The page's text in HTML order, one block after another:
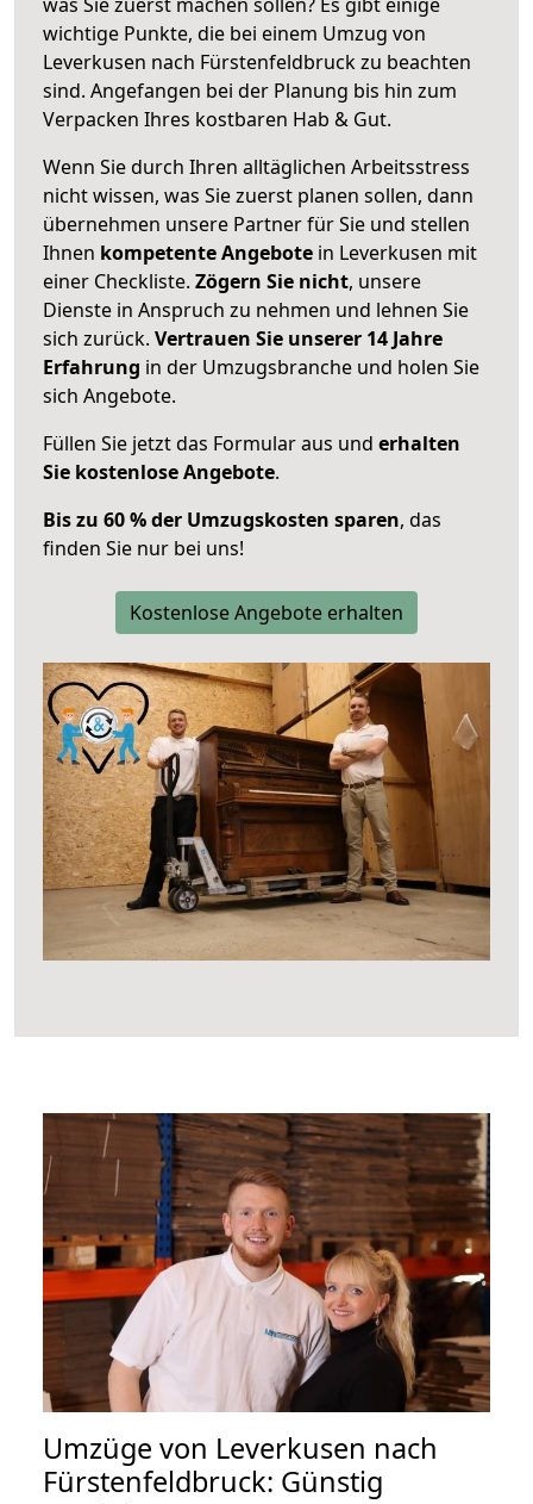
wichtige Punkte, die bei einem Umzug von
Leverkusen nach Fürstenfeldbruck zu beachten
sind. Angefangen bei der Planung bis hin zum
Verpacken Ihres kostbaren Hab & Gut.
Wenn Sie durch Ihren alltäglichen Arbeitsstress
nicht wissen, was Sie zuerst planen sollen, dann
übernehmen unsere Partner für Sie und stellen
Ihnen kompetente Angebote in Leverkusen mit
einer Checkliste. Zögern Sie nicht, unsere
Dienste in Anspruch zu nehmen und lehnen Sie
sich zurück. Vertrauen Sie unserer 14 Jahre
Erfahrung in der Umzugsbranche und holen Sie
sich Angebote.
Füllen Sie jetzt das Formular aus und erhalten
Sie kostenlose Angebote.
Bis zu 60 % der Umzugskosten sparen, das
finden Sie nur bei uns!
Kostenlose Angebote erhalten
Umzüge von Leverkusen nach
Fürstenfeldbruck: Günstig